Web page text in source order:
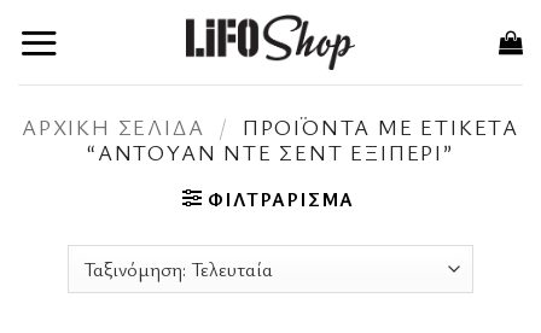
στο
ΑΡΧΙΚΉ ΣΕΛΊΔΑ /
ΠΡΟΪΌΝΤΑ ΜΕ ΕΤΙΚΈΤΑ
“ΑΝΤΟΥΆΝ ΝΤΕ ΣΕΝΤ ΕΞΙΠΕΡΊ”
ΦΙΛΤΡΆΡΙΣΜΑ